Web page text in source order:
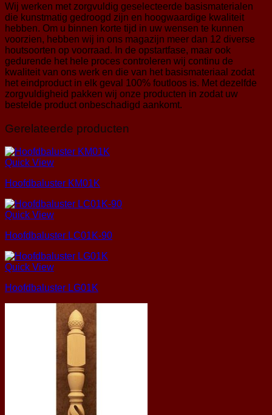
Wij werken met zorgvuldig geselecteerde basismaterialen
die kunstmatig gedroogd zijn en hoogwaardige kwaliteit
hebben. Om u binnen korte tijd in uw wensen te kunnen
voorzien, hebben wij in ons magazijn meer dan 12 diverse
houtsoorten op voorraad. In de opstartfase, maar ook
gedurende het hele proces controleren wij continu de
kwaliteit van ons werk en die van het basismateriaal zodat
het eindproduct in elk geval 100% foutloos is. Met dezelfde
zorgvuldigheid pakken wij onze producten in zodat uw
bestelde product onbeschadigd aankomt.
Gerelateerde producten
Quick View
Hoofdbaluster KM01K
Quick View
Hoofdbaluster LC01K-90
Quick View
Hoofdbaluster LG01K